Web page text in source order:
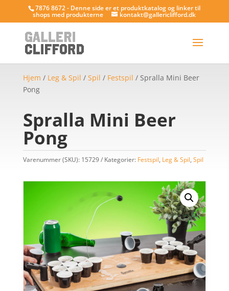
7876 8672 - Denne side er et produktkatalog og linker til
shops med produkterne kontakt@gallericlifford.dk
Hjem / Leg & Spil / Spil / Festspil / Spralla Mini Beer
Pong
Spralla Mini Beer
Pong
Varenummer (SKU): 15729 Kategorier: Festspil, Leg & Spil, Spil